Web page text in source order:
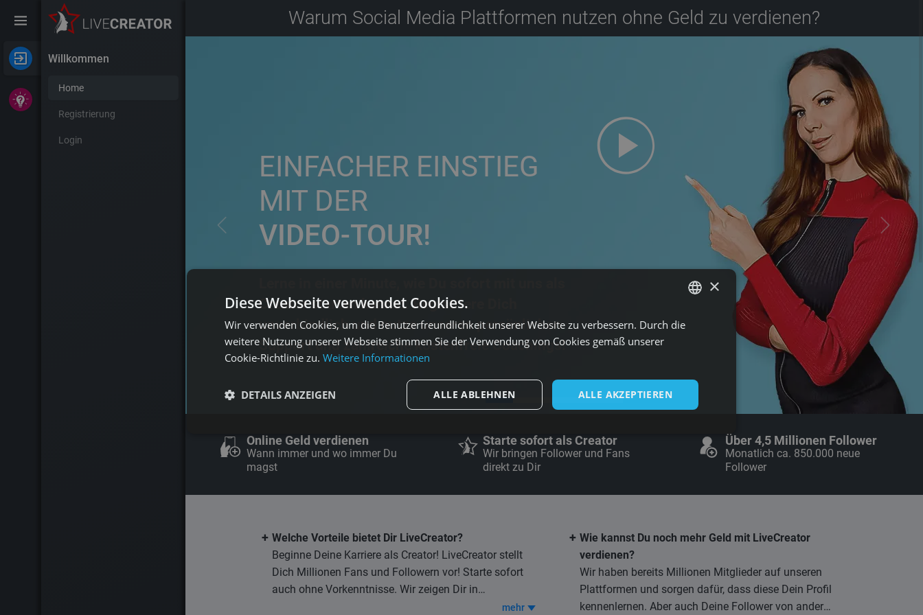
Willkommen
Home
Registrierung
Login
Warum Social Media Plattformen nutzen ohne Geld zu verdienen?
EINFACHER EINSTIEG
MIT DER
VIDEO-TOUR!
Creator starten kannst. Registriere Dich
unverbindlich und nutze unseren persönlichen
Support und zahlreiche kostenfreie Coachings!
Online Geld verdienen
Wann immer und wo immer Du
magst
Starte sofort als Creator
Wir bringen Follower und Fans
direkt zu Dir
Über 4,5 Millionen Follower
Monatlich ca. 850.000 neue
Follower
+ Welche Vorteile bietet Dir LiveCreator?
Beginne Deine Karriere als Creator! LiveCreator stellt
Dich Millionen Fans und Followern vor! Starte sofort
auch ohne Vorkenntnisse. Wir zeigen Dir in
kostenfreien Webinaren und Trainings worauf es
Jeden Monat melden sich ca.
mehr
+ Wie kannst Du noch mehr Geld mit LiveCreator
verdienen?
Wir haben bereits Millionen Mitglieder auf unseren
Plattformen und sorgen dafür, dass diese Dein Profil
kennenlernen. Aber auch Deine Follower von anderen
GERMAN
×
Diese Webseite verwendet Cookies.
Wir verwenden Cookies, um die Benutzerfreundlichkeit unserer Website zu verbessern. Durch die
weitere Nutzung unserer Webseite stimmen Sie der Verwendung von Cookies gemäß unserer
Cookie-Richtlinie zu. Weitere Informationen
ALLE AKZEPTIEREN
ALLE ABLEHNEN
DETAILS ANZEIGEN